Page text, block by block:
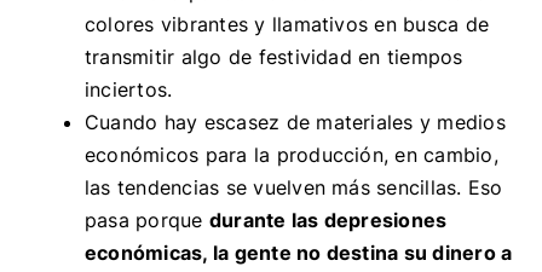
colores vibrantes y llamativos en busca de
transmitir algo de festividad en tiempos
inciertos.
Cuando hay escasez de materiales y medios
económicos para la producción, en cambio,
las tendencias se vuelven más sencillas. Eso
pasa porque durante las depresiones
económicas, la gente no destina su dinero a